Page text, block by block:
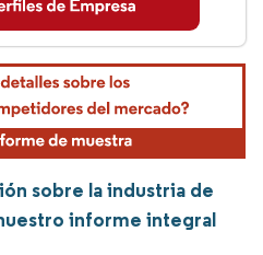
sobre la industria de
informe integral